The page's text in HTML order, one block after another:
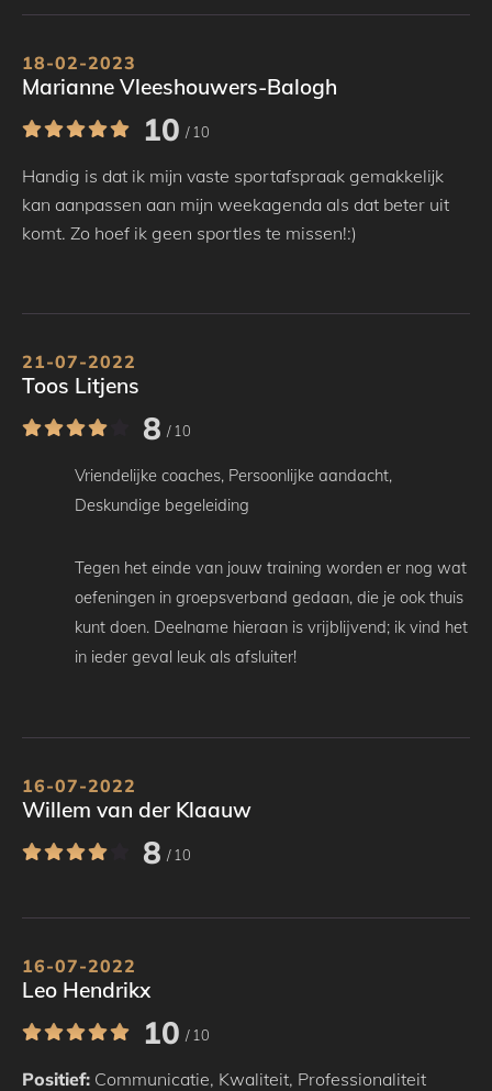
18-02-2023
Marianne Vleeshouwers-Balogh
10 / 10
Handig is dat ik mijn vaste sportafspraak gemakkelijk
kan aanpassen aan mijn weekagenda als dat beter uit
komt. Zo hoef ik geen sportles te missen!:)
21-07-2022
Toos Litjens
8 / 10
Vriendelijke coaches, Persoonlijke aandacht,
Deskundige begeleiding
Tegen het einde van jouw training worden er nog wat
oefeningen in groepsverband gedaan, die je ook thuis
kunt doen. Deelname hieraan is vrijblijvend; ik vind het
in ieder geval leuk als afsluiter!
16-07-2022
Willem van der Klaauw
8 / 10
16-07-2022
Leo Hendrikx
10 / 10
Positief: Communicatie, Kwaliteit, Professionaliteit